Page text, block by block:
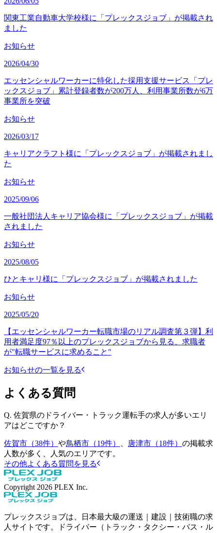
関東工業自動車大学校様に「プレックスジョブ」が掲載され
ました
お知らせ
2026/04/30
エッセンシャルワーカーに特化した採用支援サービス「プレ
ックスジョブ」累計登録者数が200万人、利用事業所数が6万
事業所を突破
お知らせ
2026/03/17
キャリアクラフト様に「プレックスジョブ」が掲載されまし
た
お知らせ
2025/09/06
一般社団法人キャリア協会様に「プレックスジョブ」が掲載
されました
お知らせ
2025/08/05
ひとキャリ様に「プレックスジョブ」が掲載されました
お知らせ
2025/05/20
【エッセンシャルワーカー転職市場のリアル調査第３弾】利
用者満足度97％以上のプレックスジョブから見る、求職者
が"転職サービスに求めること"
お知らせの一覧を見る
よくある質問
Q. 佐賀県のドライバー・トラック運転手の求人が多いエリ
アはどこですか？
佐賀市（38件） や鳥栖市（19件） 唐津市（18件） の掲載求
人数が多く、人気のエリアです。
その他よくある質問を見る
Copyright 2026 PLEX Inc.
プレックスジョブは、日本最大級の運送｜建設｜技術職の求
人サイトです。ドライバー（トラック・タクシー・バス・ル